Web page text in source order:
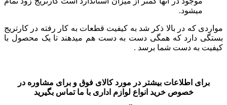
میشود.
مواردی که در بالا ذکر شد به کیفیت قطعات به کار رفته در کارتریج
بستگی دارد که همگی دست به دست هم میدهند تا یک محصول با
کیفیت به دست شما برسد .
برای اطلاعات بیشتر در مورد کالای فوق و برای مشاوره در
خصوص خرید انواع لوازم اداری با ما تماس بگیرید